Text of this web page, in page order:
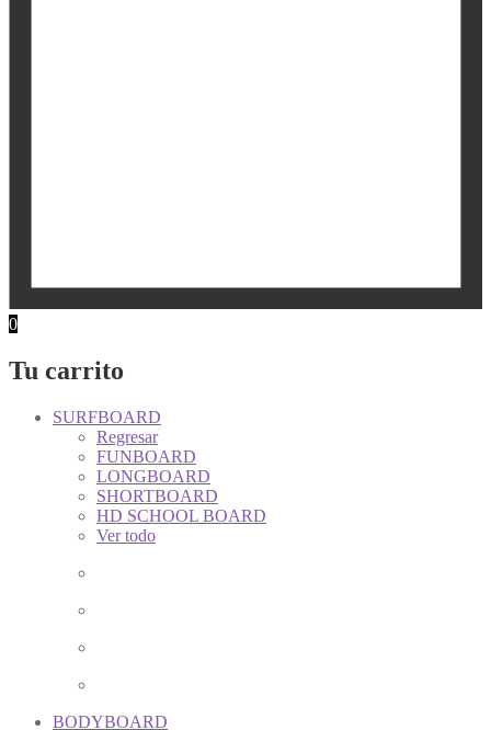
0
Tu carrito
SURFBOARD
Regresar
FUNBOARD
LONGBOARD
SHORTBOARD
HD SCHOOL BOARD
Ver todo
BODYBOARD